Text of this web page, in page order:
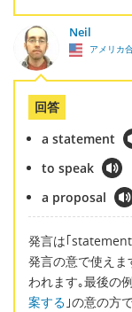
Neil
アメリカ
回答
a statement
to speak
a proposal
発言は｢
発言の意で使えま
われます｡最後の
案する ｣の意の方